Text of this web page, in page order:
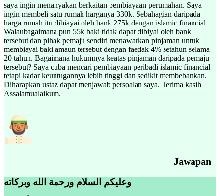
saya ingin menanyakan berkaitan pembiayaan perumahan. Saya
ingin membeli satu rumah harganya 330k. Sebahagian daripada
harga rumah itu dibiayai oleh bank 275k dengan islamic financial.
Walaubagaimana pun 55k baki tidak dapat dibiyai oleh bank
tersebut dan pihak pemaju sendiri menawarkan pinjaman untuk
membiayai baki amaun tersebut dengan faedak 4% setahun selama
20 tahun. Bagaimana hukumnya keatas pinjaman daripada pemaju
tersebut? Saya cuba mencari pembiayaan peribadi islamic financial
tetapi kadar keuntugannya lebih tinggi dan sedikit membebankan.
Diharapkan ustaz dapat menjawab persoalan saya. Terima kasih
Assalamualaikum.
Jawapan
وعليكم السلام ورحمة الله وبركاته